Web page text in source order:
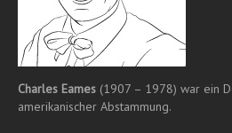
Charles Eames (1907 – 1978) war ein
amerikanischer Abstammung.